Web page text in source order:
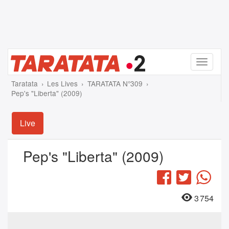
Menu
Taratata Les Lives
TARATATA N°309
Pep's "Liberta" (2009)
Live
Pep's "Liberta" (2009)
Facebook
Twitter
3 754